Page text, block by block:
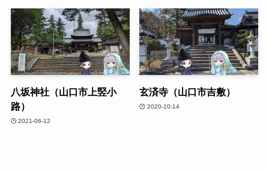
八坂神社（山口市上竪小
路）
2021-06-12
玄済寺（山口市吉敷）
2020-10-14